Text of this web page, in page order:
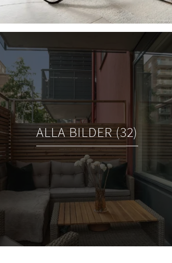
ALLA BILDER (32)